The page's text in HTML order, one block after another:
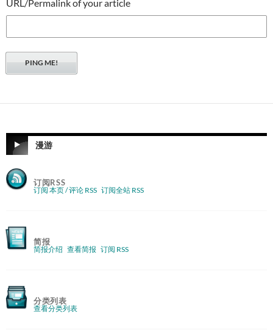
URL/Permalink of your article
漫游
订阅RSS
订阅 本页 / 评论 RSS 订阅全站 RSS
简报
简报介绍 查看简报 订阅 RSS
分类列表
查看分类列表